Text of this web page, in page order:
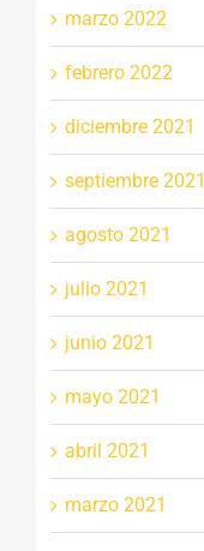
marzo 2022
febrero 2022
diciembre 2021
septiembre 2021
agosto 2021
julio 2021
junio 2021
mayo 2021
abril 2021
marzo 2021